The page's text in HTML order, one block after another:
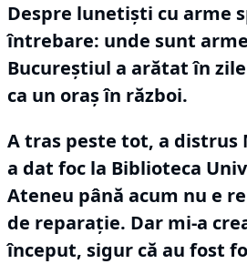
Despre lunetişti cu arme
întrebare: unde sunt
Bucureştiul a arătat în
ca un oraş în război.
A tras peste tot, a distrus
a dat foc la Biblioteca
Ateneu până acum nu e
de reparaţie. Dar mi-a
început, sigur că au fost